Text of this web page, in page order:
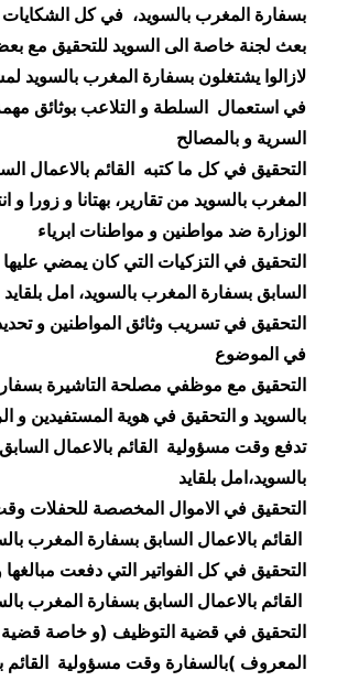
بسفارة المغرب بالسويد، في كل
بعث لجنة خاصة الى السويد للتحقيق مع
لازالوا يشتغلون بسفارة المغرب بالسويد
في استعمال السلطة و التلاعب بوثائق
السرية و بالمصالح
التحقيق في كل ما كتبه القائم بالاعمال
المغرب بالسويد من تقارير، بهتانا و زورا و
الوزارة ضد مواطنين و مواطنات ابرياء
التحقيق في التزكيات التي كان يمضي عليها
السابق بسفارة المغرب بالسويد، امل بلقايد
التحقيق في تسريب وثائق المواطنين و
في الموضوع
التحقيق مع موظفي مصلحة التاشيرة
بالسويد و التحقيق في هوية المستفيدين و
تدفع وقت مسؤولية القائم بالاعمال
بالسويد،امل بلقايد
التحقيق في الاموال المخصصة للحفلات
القائم بالاعمال السابق بسفارة المغرب
التحقيق في كل الفواتير التي دفعت
القائم بالاعمال السابق بسفارة المغرب
التحقيق في قضية التوظيف (و خاصة
المعروف )بالسفارة وقت مسؤولية القائم